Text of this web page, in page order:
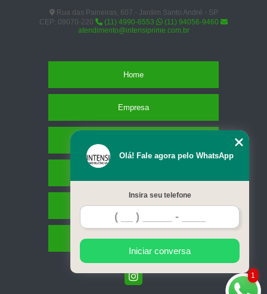
Rua das Paineiras, 607 - Jardim Santo André - SP
CEP: 09070-220
(11) 4990-6553
(11) 94056-9460
atendimento@intensiprime.com.br
Home
Empresa
Contato
Mapa do site
1
Olá! Fale agora pelo WhatsApp
Insira seu telefone
Iniciar conversa